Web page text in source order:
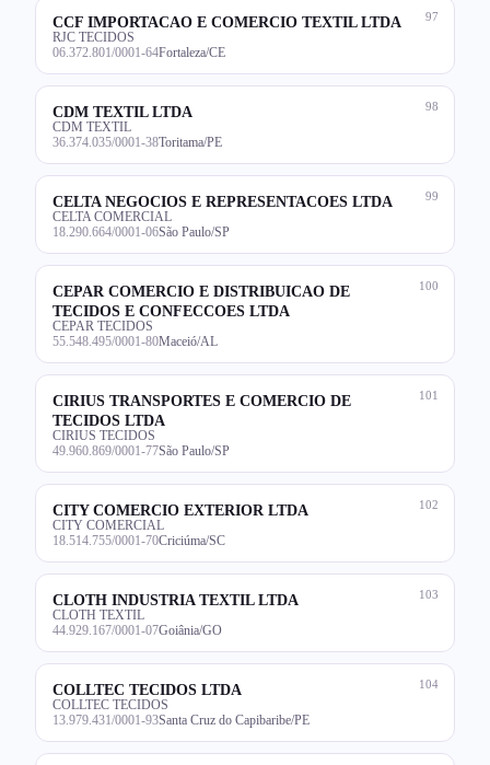
97
CCF IMPORTACAO E COMERCIO TEXTIL LTDA
RJC TECIDOS
06.372.801/0001-64Fortaleza/CE
98
CDM TEXTIL LTDA
CDM TEXTIL
36.374.035/0001-38Toritama/PE
99
CELTA NEGOCIOS E REPRESENTACOES LTDA
CELTA COMERCIAL
18.290.664/0001-06São Paulo/SP
100
CEPAR COMERCIO E DISTRIBUICAO DE
TECIDOS E CONFECCOES LTDA
CEPAR TECIDOS
55.548.495/0001-80Maceió/AL
101
CIRIUS TRANSPORTES E COMERCIO DE
TECIDOS LTDA
CIRIUS TECIDOS
49.960.869/0001-77São Paulo/SP
102
CITY COMERCIO EXTERIOR LTDA
CITY COMERCIAL
18.514.755/0001-70Criciúma/SC
103
CLOTH INDUSTRIA TEXTIL LTDA
CLOTH TEXTIL
44.929.167/0001-07Goiânia/GO
104
COLLTEC TECIDOS LTDA
COLLTEC TECIDOS
13.979.431/0001-93Santa Cruz do Capibaribe/PE